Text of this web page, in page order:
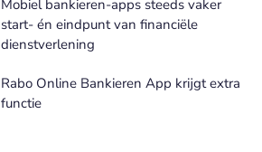
Mobiel bankieren-apps steeds vaker
start- én eindpunt van financiële
dienstverlening
Rabo Online Bankieren App krijgt extra
functie